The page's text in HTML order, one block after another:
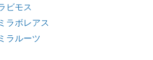
ビモス
ミラボレアス
ミラルーツ